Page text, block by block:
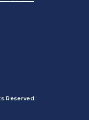
Reserved.